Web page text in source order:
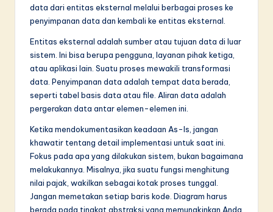
data dari entitas eksternal melalui berbagai proses ke
penyimpanan data dan kembali ke entitas eksternal.
Entitas eksternal adalah sumber atau tujuan data di luar
sistem. Ini bisa berupa pengguna, layanan pihak ketiga,
atau aplikasi lain. Suatu proses mewakili transformasi
data. Penyimpanan data adalah tempat data berada,
seperti tabel basis data atau file. Aliran data adalah
pergerakan data antar elemen-elemen ini.
Ketika mendokumentasikan keadaan As-Is, jangan
khawatir tentang detail implementasi untuk saat ini.
Fokus pada apa yang dilakukan sistem, bukan bagaimana
melakukannya. Misalnya, jika suatu fungsi menghitung
nilai pajak, wakilkan sebagai kotak proses tunggal.
Jangan memetakan setiap baris kode. Diagram harus
berada pada tingkat abstraksi yang memungkinkan Anda